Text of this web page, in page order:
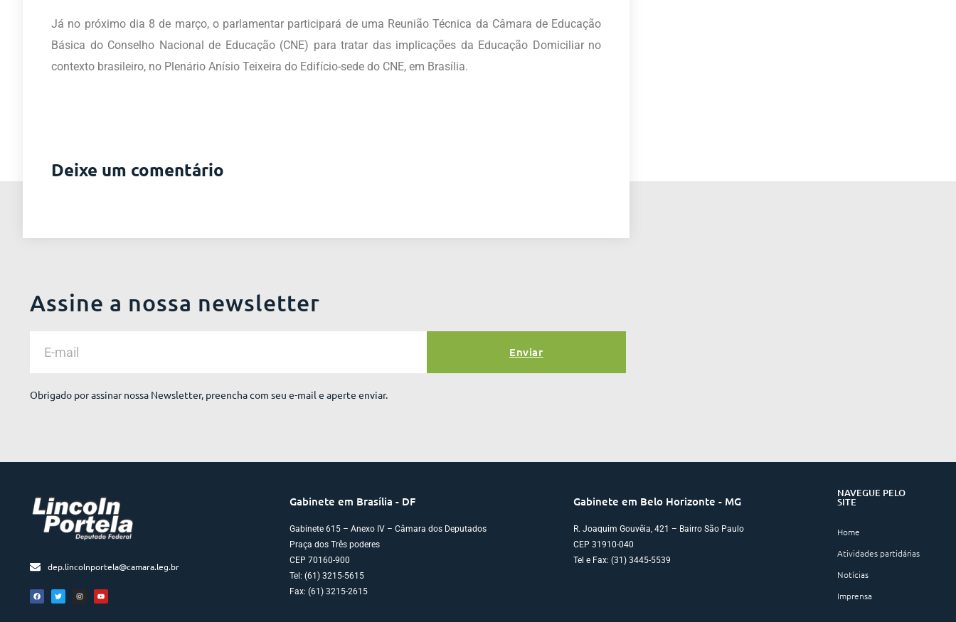
Já no próximo dia 8 de março, o parlamentar participará de uma Reunião Técnica da Câmara de Educação
Básica do Conselho Nacional de Educação (CNE) para tratar das implicações da Educação Domiciliar no
contexto brasileiro, no Plenário Anísio Teixeira do Edifício-sede do CNE, em Brasília.
Deixe um comentário
Assine a nossa newsletter
Enviar
Obrigado por assinar nossa Newsletter, preencha com seu e-mail e aperte enviar.
dep.lincolnportela@camara.leg.br
Gabinete em Brasília - DF
Gabinete 615 – Anexo IV – Câmara dos Deputados
Praça dos Três poderes
CEP 70160-900
Tel: (61) 3215-5615
Fax: (61) 3215-2615
Gabinete em Belo Horizonte - MG
R. Joaquim Gouvêia, 421 – Bairro São Paulo
CEP 31910-040
Tel e Fax: (31) 3445-5539
NAVEGUE PELO
SITE
Home
Atividades partidárias
Notícias
Imprensa